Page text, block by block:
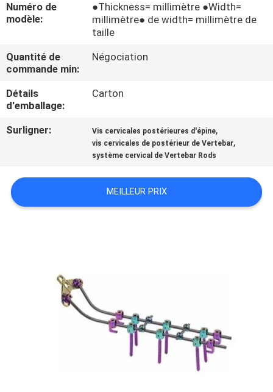
VISITE
DE
QUALITÉ
CONTACTEZ-
NOUS
Numéro de
modèle:
●Thickness= millimètre ●Width=
millimètre● de width= millimètre de
taille
Quantité de
commande min:
Négociation
Détails
d'emballage:
Carton
Surligner: Vis cervicales postérieures d'épine,
vis cervicales de postérieur de Vertebar,
système cervical de Vertebar Rods
MEILLEUR PRIX